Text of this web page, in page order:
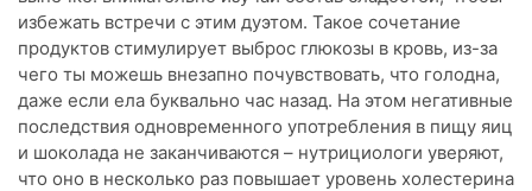
избежать встречи с этим дуэтом. Такое сочетание
продуктов стимулирует выброс глюкозы в кровь, из-за
чего ты можешь внезапно почувствовать, что голодна,
даже если ела буквально час назад. На этом негативные
последствия одновременного употребления в пищу яиц
и шоколада не заканчиваются – нутрициологи уверяют,
что оно в несколько раз повышает уровень холестерина